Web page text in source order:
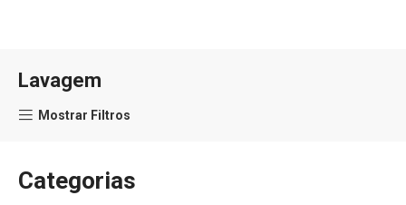
Lavagem
Mostrar Filtros
Categorias